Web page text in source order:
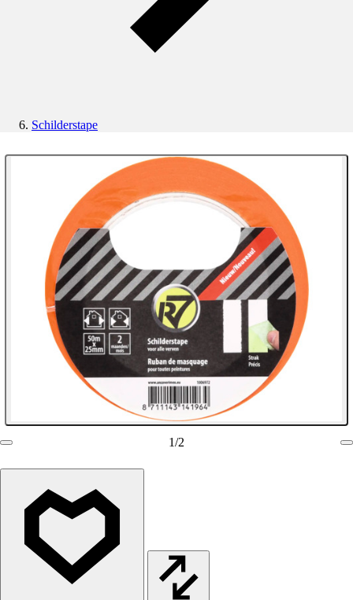
Schilderstape
1/2